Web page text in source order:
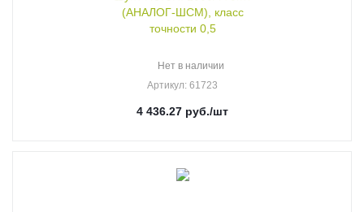
(АНАЛОГ-ШСМ), класс
точности 0,5
Нет в наличии
Артикул: 61723
4 436.27 руб./шт